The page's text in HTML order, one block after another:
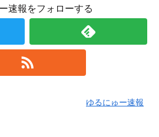
速報をフォローする
ゆるにゅー速報